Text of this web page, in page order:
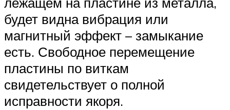
будет видна вибрация или
магнитный эффект – замыкание
есть. Свободное перемещение
пластины по виткам
свидетельствует о полной
исправности якоря.